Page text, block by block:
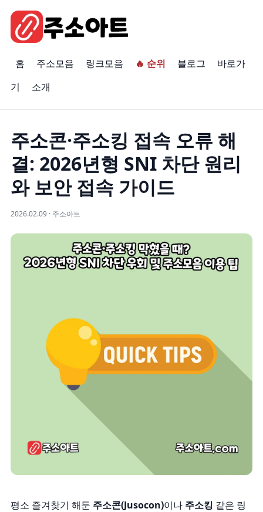
홈 주소모음 링크모음 🔥 순위 블로그
바로가
기
소개
주소콘·주소킹 접속 오류 해
결: 2026년형 SNI 차단 원리
와 보안 접속 가이드
2026.02.09 · 주소아트
평소 즐겨찾기 해둔 주소콘(Jusocon)이나 주소킹 같은 링